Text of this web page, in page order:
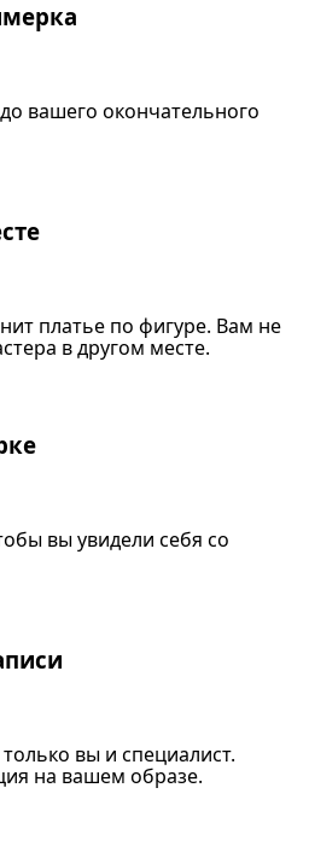
вашего окончательного
платье по фигуре. Вам не
в другом месте.
вы увидели себя со
вы и специалист.
на вашем образе.